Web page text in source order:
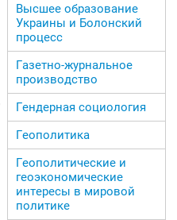
Высшее образование
Украины и Болонский
процесс
Газетно-журнальное
производство
Гендерная социология
Геополитика
Геополитические и
геоэкономические
интересы в мировой
политике